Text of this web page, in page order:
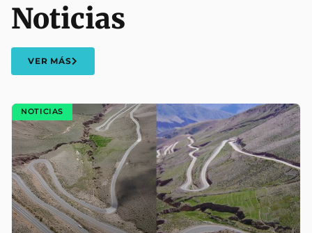
Noticias
VER MÁS
NOTICIAS